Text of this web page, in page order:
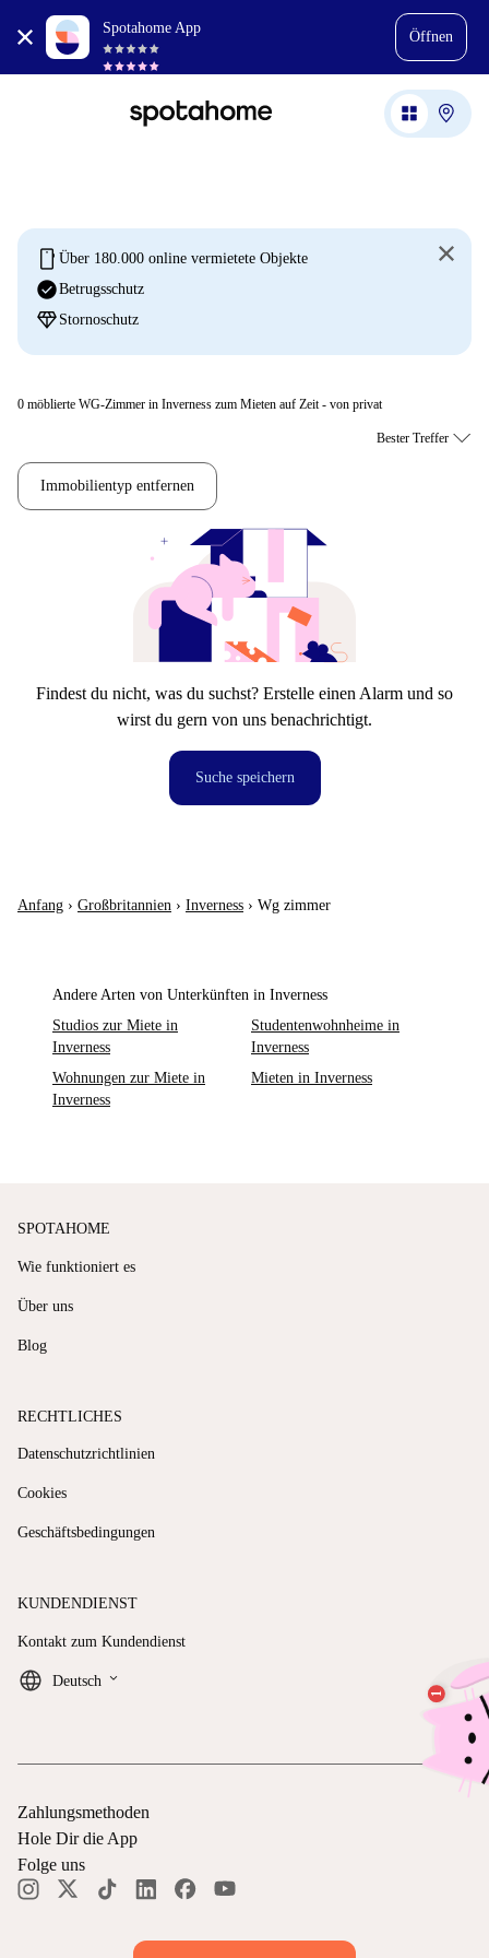
Spotahome App
Öffnen
mobile Über 180.000 online vermietete Objekte
check_circleBetrugsschutz
diamond Stornoschutz
0 möblierte WG-Zimmer in Inverness zum Mieten auf Zeit - von privat
Immobilientyp entfernen
Findest du nicht, was du suchst? Erstelle einen Alarm und so
wirst du gern von uns benachrichtigt.
Suche speichern
Anfang › Großbritannien › Inverness › Wg zimmer
Andere Arten von Unterkünften in Inverness
Studios zur Miete in
Inverness
Studentenwohnheime in
Inverness
Wohnungen zur Miete in
Inverness
Mieten in Inverness
SPOTAHOME
Wie funktioniert es
Über uns
Blog
RECHTLICHES
Datenschutzrichtlinien
Cookies
Geschäftsbedingungen
KUNDENDIENST
Kontakt zum Kundendienst
Deutsch keyboard_arrow_down
Zahlungsmethoden
Hole Dir die App
Folge uns